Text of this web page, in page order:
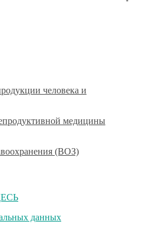
человека и
медицины
(ВОЗ)
данных